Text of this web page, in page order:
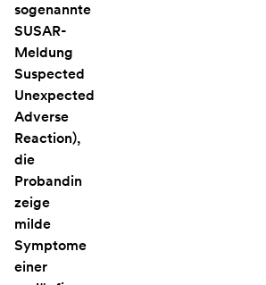
sogenannte
SUSAR-
Meldung
Suspected
Unexpected
Adverse
Reaction),
die
Probandin
zeige
milde
Symptome
einer